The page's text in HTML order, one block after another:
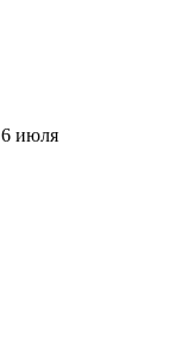
6 июля